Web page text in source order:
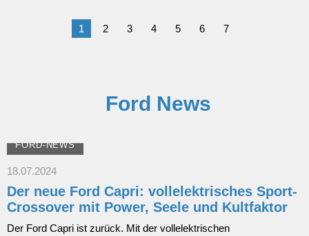
uns
zum
1 2 3 4 5 6 7
Ford News
FORD-NEWS
18.07.2024
Der neue Ford Capri: vollelektrisches Sport-
Crossover mit Power, Seele und Kultfaktor
Der Ford Capri ist zurück. Mit der vollelektrischen